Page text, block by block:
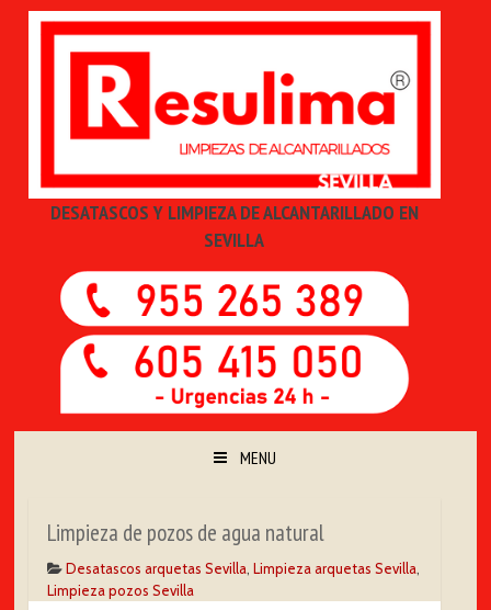
DESATASCOS Y LIMPIEZA DE ALCANTARILLADO EN
SEVILLA
MENU
Limpieza de pozos de agua natural
Desatascos arquetas Sevilla ,Limpieza arquetas Sevilla
Limpieza pozos Sevilla